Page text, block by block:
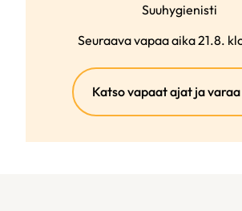
Suuhygienisti
Seuraava vapaa aika 21.8.
Katso vapaat ajat ja